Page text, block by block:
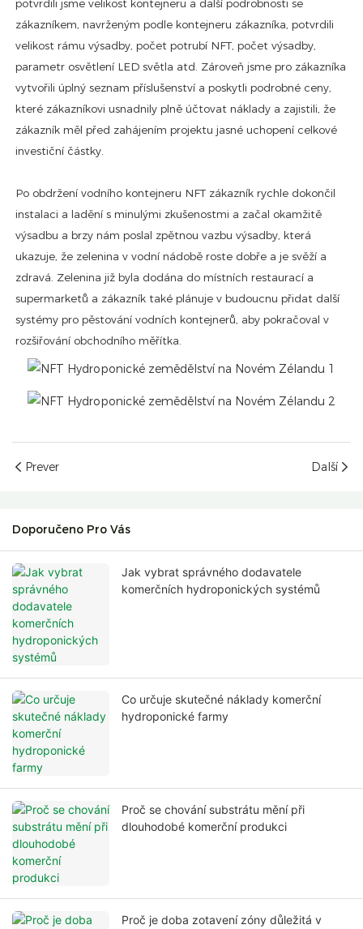
potvrdili jsme velikost kontejneru a další podrobnosti se
zákazníkem, navrženým podle kontejneru zákazníka, potvrdili
velikost rámu výsadby, počet potrubí NFT, počet výsadby,
parametr osvětlení LED světla atd. Zároveň jsme pro zákazníka
vytvořili úplný seznam příslušenství a poskytli podrobné ceny,
které zákazníkovi usnadnily plně účtovat náklady a zajistili, že
zákazník měl před zahájením projektu jasné uchopení celkové
investiční částky.
Po obdržení vodního kontejneru NFT zákazník rychle dokončil
instalaci a ladění s minulými zkušenostmi a začal okamžitě
výsadbu a brzy nám poslal zpětnou vazbu výsadby, která
ukazuje, že zelenina v vodní nádobě roste dobře a je svěží a
zdravá. Zelenina již byla dodána do místních restaurací a
supermarketů a zákazník také plánuje v budoucnu přidat další
systémy pro pěstování vodních kontejnerů, aby pokračoval v
rozšiřování obchodního měřítka.
Prever Další
Doporučeno Pro Vás
Jak vybrat správného dodavatele
komerčních hydroponických systémů
Co určuje skutečné náklady komerční
hydroponické farmy
Proč se chování substrátu mění při
dlouhodobé komerční produkci
Proč je doba zotavení zóny důležitá v